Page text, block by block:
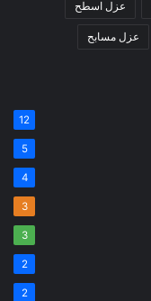
عزل اسطح
عزل مسابح
12
5
4
3
3
2
2